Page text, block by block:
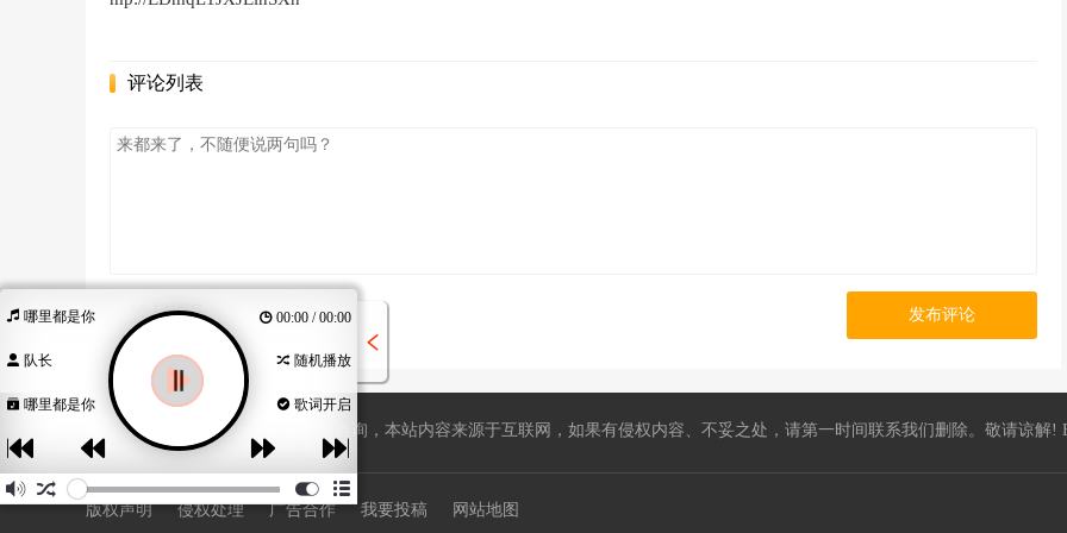
评论列表
发布评论
站长QQ596508734，广告合作欢迎咨询，本站内容来源于互联网，如果有侵权内容、不妥之处，请第一时间联系我们删除。敬请谅解!
版权声明 侵权处理 广告合作 我要投稿 网站地图
哪里都是你 00:00 / 00:00
队长 随机播放
哪里都是你 歌词开启